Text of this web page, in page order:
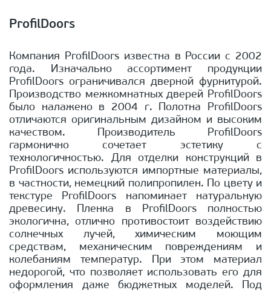
ProfilDoors
Компания ProfilDoors известна в России с 2002
года. Изначально ассортимент продукции
ProfilDoors ограничивался дверной фурнитурой.
Производство межкомнатных дверей ProfilDoors
было налажено в 2004 г. Полотна ProfilDoors
отличаются оригинальным дизайном и высоким
качеством. Производитель ProfilDoors
гармонично сочетает эстетику с
технологичностью. Для отделки конструкций в
ProfilDoors используются импортные материалы,
в частности, немецкий полипропилен. По цвету и
текстуре ProfilDoors напоминает натуральную
древесину. Пленка в ProfilDoors полностью
экологична, отлично противостоит воздействию
солнечных лучей, химическим моющим
средствам, механическим повреждениям и
колебаниям температур. При этом материал
недорогой, что позволяет использовать его для
оформления даже бюджетных моделей. Под